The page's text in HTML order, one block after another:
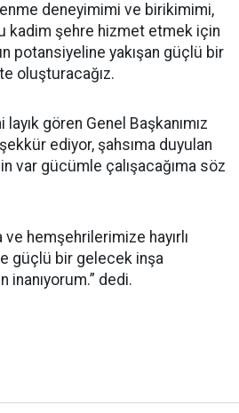
deneyimimi ve birikimimi,
kadim şehre hizmet etmek için
potansiyeline yakışan güçlü bir
oluşturacağız.
gören Genel Başkanımız
ediyor, şahsıma duyulan
var gücümle çalışacağıma söz
ve hemşehrilerimize hayırlı
güçlü bir gelecek inşa
dedi.